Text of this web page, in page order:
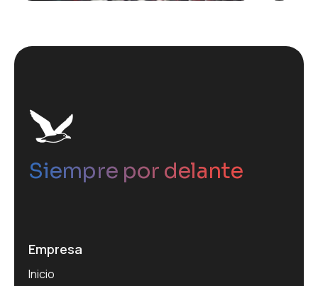
Siempre por delante
Empresa
Inicio